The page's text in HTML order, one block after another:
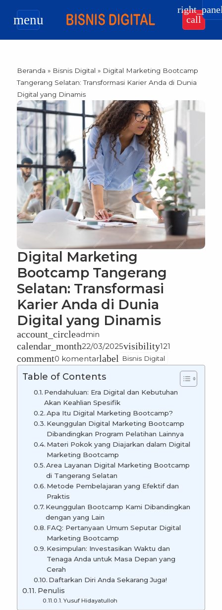
menu call
Beranda » Bisnis Digital » Digital Marketing Bootcamp
Tangerang Selatan: Transformasi Karier Anda di Dunia
Digital yang Dinamis
Digital Marketing
Bootcamp Tangerang
Selatan: Transformasi
Karier Anda di Dunia
Digital yang Dinamis
account_circleadmin
calendar_month22/03/2025visibility121
comment0 komentarlabel Bisnis Digital
Table of Contents
Pendahuluan: Era Digital dan Kebutuhan
Akan Keahlian Spesifik
Apa Itu Digital Marketing Bootcamp?
Keunggulan Digital Marketing Bootcamp
Dibandingkan Program Pelatihan Lainnya
Materi Pokok yang Diajarkan dalam Digital
Marketing Bootcamp
Area Layanan Digital Marketing Bootcamp
di Tangerang Selatan
Metode Pembelajaran yang Efektif dan
Praktis
Keunggulan Bootcamp Kami Dibandingkan
dengan yang Lain
FAQ: Pertanyaan Umum Seputar Digital
Marketing Bootcamp
Kesimpulan: Investasikan Waktu dan
Tenaga Anda untuk Masa Depan yang
Cerah
Daftarkan Diri Anda Sekarang Juga!
Penulis
Yusuf Hidayatulloh